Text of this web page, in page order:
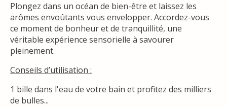
Plongez dans un océan de bien-être et laissez les
arômes envoûtants vous envelopper. Accordez-vous
ce moment de bonheur et de tranquillité, une
véritable expérience sensorielle à savourer
pleinement.
Conseils d’utilisation :
1 bille dans l'eau de votre bain et profitez des milliers
de bulles...